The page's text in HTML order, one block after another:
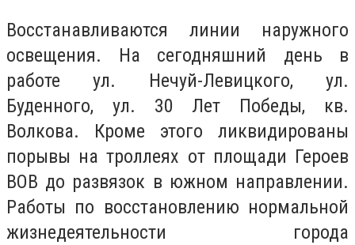
Восстанавливаются линии наружного
освещения. На сегодняшний день в
работе ул. Нечуй-Левицкого, ул.
Буденного, ул. 30 Лет Победы, кв.
Волкова. Кроме этого ликвидированы
порывы на троллеях от площади Героев
ВОВ до развязок в южном направлении.
Работы по восстановлению нормальной
жизнедеятельности города